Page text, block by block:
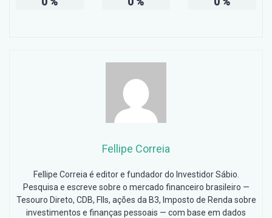
Fellipe Correia
Fellipe Correia é editor e fundador do Investidor Sábio.
Pesquisa e escreve sobre o mercado financeiro brasileiro —
Tesouro Direto, CDB, FIIs, ações da B3, Imposto de Renda sobre
investimentos e finanças pessoais — com base em dados